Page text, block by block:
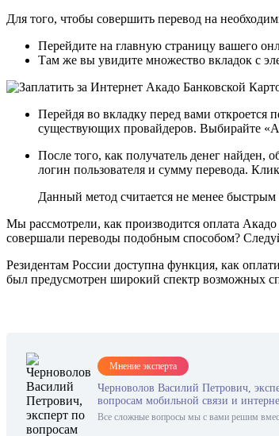
Для того, чтобы совершить перевод на
Перейдите на главную страницу вашего
Там же вы увидите множество вкладок с
Перейдя во вкладку перед вами откроется
существующих провайдеров. Выбирайте
После того, как получатель денег найден,
логин пользователя и сумму перевода.
Данный метод считается не менее
Мы рассмотрели, как производится оплата
совершали переводы подобным способом?
Резидентам России доступна функция, как
был предусмотрен широкий спектр возможных
Мнение эксперта
Черноволов Василий Петрович,
вопросам мобильной связи и
Все сложные вопросы мы с вами решим